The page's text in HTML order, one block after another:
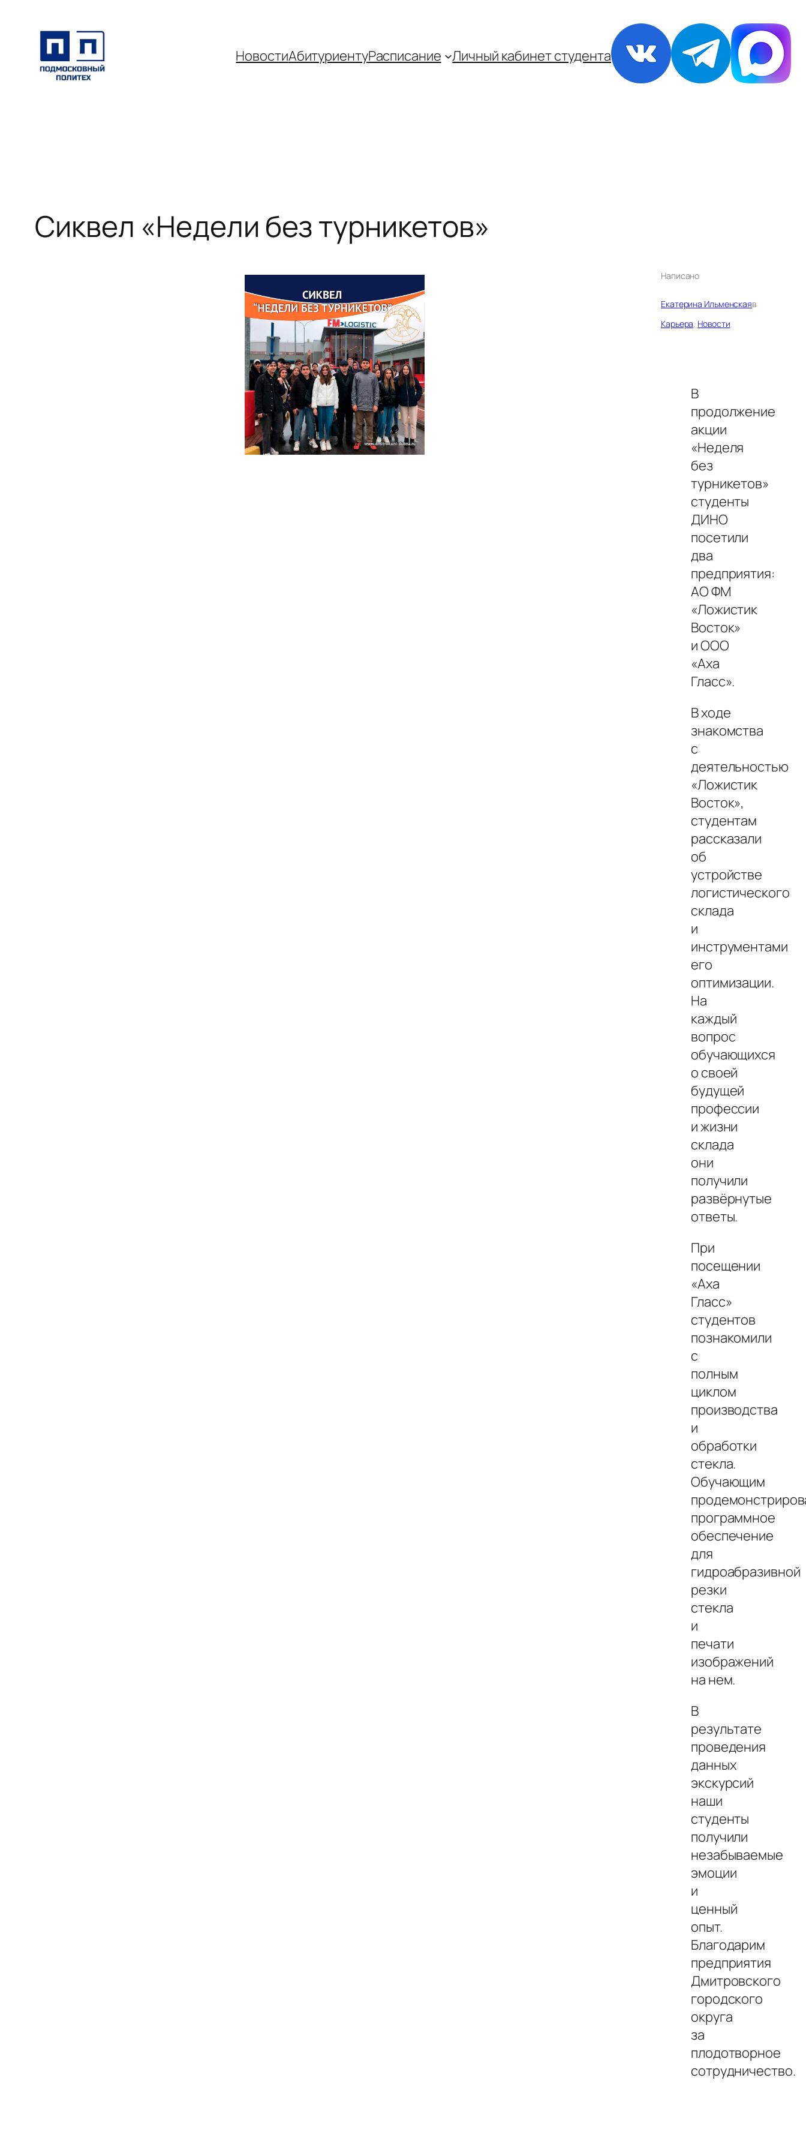
содержимому
НовостиАбитуриентуРаспиcание Личный кабинет студента
Сиквел «Недели без турникетов»
Написано
Екатерина Ильменскаяв
Карьера, Новости
В
продолжение
акции
«Неделя
без
турникетов»
студенты
ДИНО
посетили
два
предприятия:
АО ФМ
«Ложистик
Восток»
и ООО
«Аха
Гласс».
В ходе
знакомства
с
деятельностью
«Ложистик
Восток»,
студентам
рассказали
об
устройстве
логистического
склада
и
инструментами
его
оптимизации.
На
каждый
вопрос
обучающихся
о своей
будущей
профессии
и жизни
склада
они
получили
развёрнутые
ответы.
При
посещении
«Аха
Гласс»
студентов
познакомили
с
полным
циклом
производства
и
обработки
стекла.
Обучающим
программное
обеспечение
для
гидроабразивной
резки
стекла
и
печати
изображений
на нем.
В
результате
проведения
данных
экскурсий
наши
студенты
получили
незабываемые
эмоции
и
ценный
опыт.
Благодарим
предприятия
Дмитровского
городского
округа
за
плодотворное
сотрудничество.